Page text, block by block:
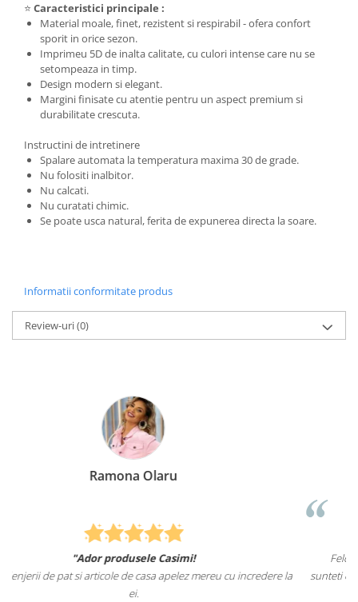
⭐ Caracteristici principale :
Material moale, finet, rezistent si respirabil - ofera confort
sporit in orice sezon.
Imprimeu 5D de inalta calitate, cu culori intense care nu se
setompeaza in timp.
Design modern si elegant.
Margini finisate cu atentie pentru un aspect premium si
durabilitate crescuta.
Instructini de intretinere
Spalare automata la temperatura maxima 30 de grade.
Nu folositi inalbitor.
Nu calcati.
Nu curatati chimic.
Se poate usca natural, ferita de expunerea directa la soare.
Informatii conformitate produs
Review-uri(0)
la
Felcitari oameni minunati pentru produsele pe care le
sunteti cei mai buni. Nepotii mei au fost tare incantati de